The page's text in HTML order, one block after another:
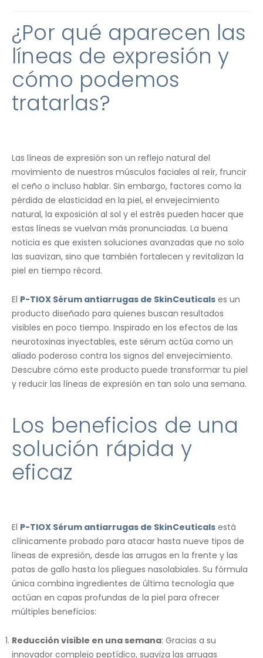
¿Por qué aparecen las
líneas de expresión y
cómo podemos
tratarlas?
Las líneas de expresión son un reflejo natural del
movimiento de nuestros músculos faciales al reír, fruncir
el ceño o incluso hablar. Sin embargo, factores como la
pérdida de elasticidad en la piel, el envejecimiento
natural, la exposición al sol y el estrés pueden hacer que
estas líneas se vuelvan más pronunciadas. La buena
noticia es que existen soluciones avanzadas que no solo
las suavizan, sino que también fortalecen y revitalizan la
piel en tiempo récord.
El P-TIOX Sérum antiarrugas de SkinCeuticals es un
producto diseñado para quienes buscan resultados
visibles en poco tiempo. Inspirado en los efectos de las
neurotoxinas inyectables, este sérum actúa como un
aliado poderoso contra los signos del envejecimiento.
Descubre cómo este producto puede transformar tu piel
y reducir las líneas de expresión en tan solo una semana.
Los beneficios de una
solución rápida y
eficaz
El P-TIOX Sérum antiarrugas de SkinCeuticals está
clínicamente probado para atacar hasta nueve tipos de
líneas de expresión, desde las arrugas en la frente y las
patas de gallo hasta los pliegues nasolabiales. Su fórmula
única combina ingredientes de última tecnología que
actúan en capas profundas de la piel para ofrecer
múltiples beneficios:
Reducción visible en una semana: Gracias a su
innovador complejo peptídico, suaviza las arrugas